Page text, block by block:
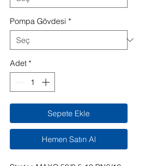
Pompa Gövdesi *
Adet *
Sepete Ekle
Hemen Satın Al